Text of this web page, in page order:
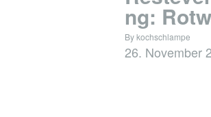
ng:
By kochschlampe
26. November